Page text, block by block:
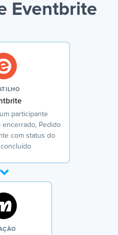
Eventbrite
participante
encerrado, Pedido
com status do